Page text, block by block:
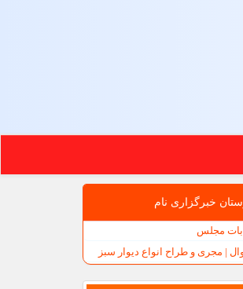
خبرگزاری نام
مجلس
| مجری و طراح انواع دیوار سبز